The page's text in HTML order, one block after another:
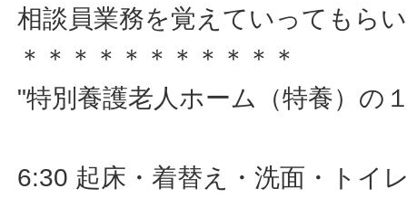
相談員業務を覚えていってもら
＊＊＊＊＊＊＊＊＊＊＊
"特別養護老人ホーム（特養）の
6:30 起床・着替え・洗面・トイ